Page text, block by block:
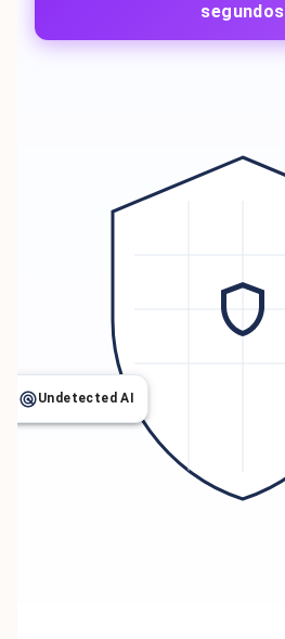
segundos
Undetected AI